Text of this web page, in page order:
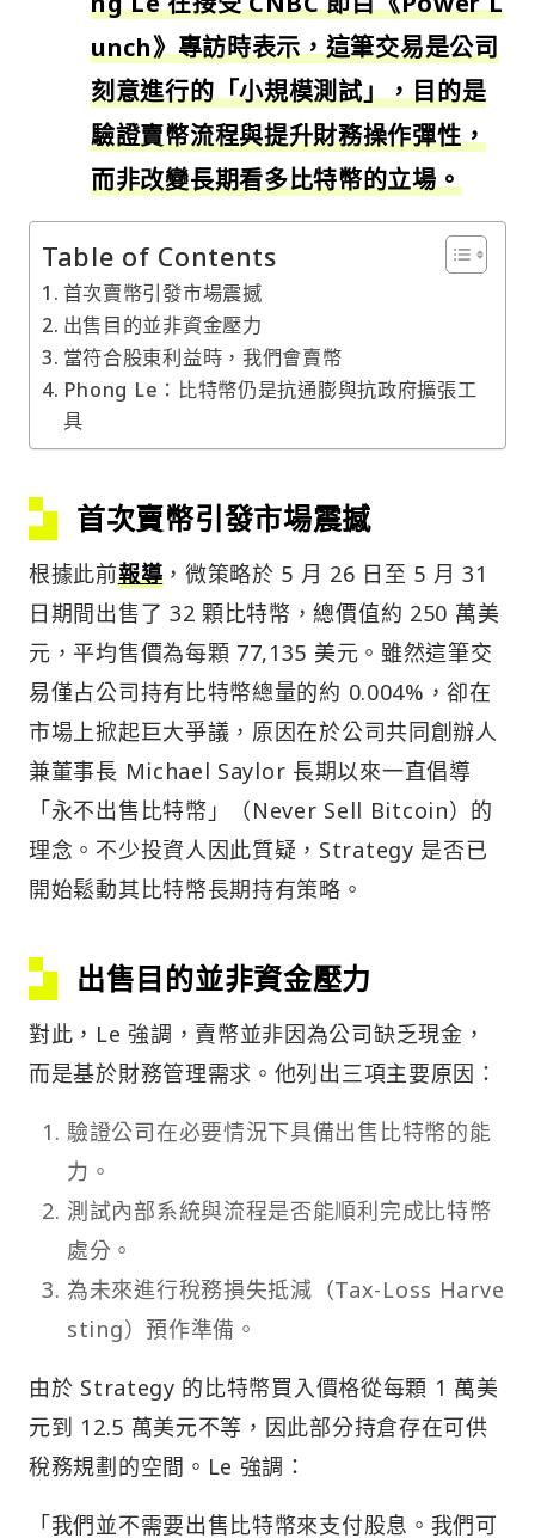
unch》專訪時表示，這筆交易是公司
刻意進行的「小規模測試」，目的是
驗證賣幣流程與提升財務操作彈性，
而非改變長期看多比特幣的立場。
Table of Contents
首次賣幣引發市場震撼
出售目的並非資金壓力
當符合股東利益時，我們會賣幣
Phong Le：比特幣仍是抗通膨與抗政府擴張工
具
首次賣幣引發市場震撼
根據此前報導 ，微策略於 5 月 26 日至 5 月 31
日期間出售了 32 顆比特幣，總價值約 250 萬美
元，平均售價為每顆 77,135 美元。雖然這筆交
易僅占公司持有比特幣總量的約 0.004%，卻在
市場上掀起巨大爭議，原因在於公司共同創辦人
兼董事長 Michael Saylor 長期以來一直倡導
「永不出售比特幣」（Never Sell Bitcoin）的
理念。不少投資人因此質疑，Strategy 是否已
開始鬆動其比特幣長期持有策略。
出售目的並非資金壓力
對此，Le 強調，賣幣並非因為公司缺乏現金，
而是基於財務管理需求。他列出三項主要原因：
驗證公司在必要情況下具備出售比特幣的能
力。
測試內部系統與流程是否能順利完成比特幣
處分。
為未來進行稅務損失抵減（Tax-Loss Harve
sting）預作準備。
由於 Strategy 的比特幣買入價格從每顆 1 萬美
元到 12.5 萬美元不等，因此部分持倉存在可供
稅務規劃的空間。Le 強調：
「我們並不需要出售比特幣來支付股息。我們可